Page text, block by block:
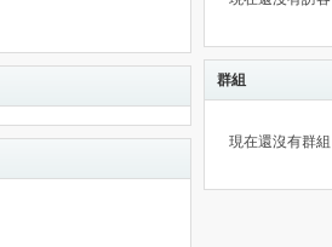
群組
現在還沒有群組